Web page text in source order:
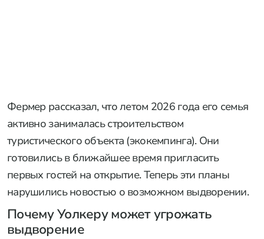
Фермер рассказал, что летом 2026 года его семья
активно занималась строительством
туристического объекта (экокемпинга). Они
готовились в ближайшее время пригласить
первых гостей на открытие. Теперь эти планы
нарушились новостью о возможном выдворении.
Почему Уолкеру может угрожать
выдворение